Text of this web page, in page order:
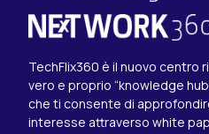
TechFlix360 è il nuovo centro
vero e proprio “knowledge
che ti consente di
interesse attraverso white